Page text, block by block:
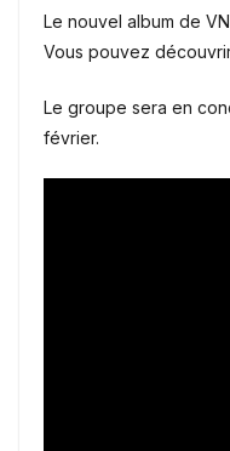
Le nouvel album de
Vous pouvez
Le groupe sera en
février.